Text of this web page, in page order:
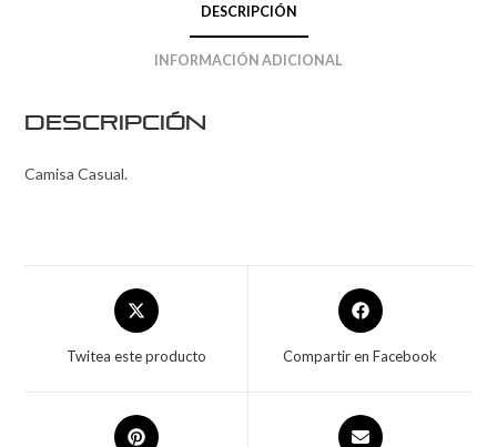
DESCRIPCIÓN
INFORMACIÓN ADICIONAL
Descripción
Camisa Casual.
Twitea este producto Compartir en Facebook